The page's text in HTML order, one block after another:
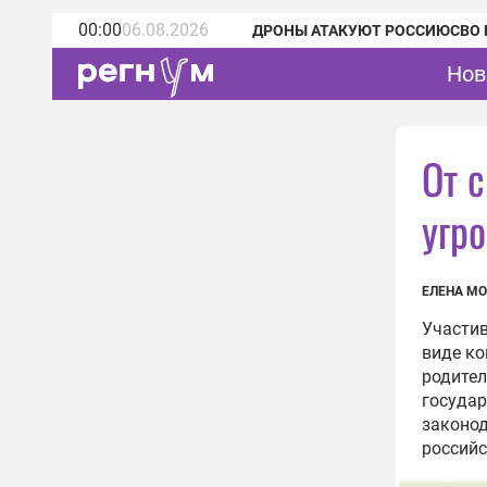
00:0006.08.2026 ДРОНЫ АТАКУЮТ РОССИЮСВО
От
ЕЛЕНА
виде